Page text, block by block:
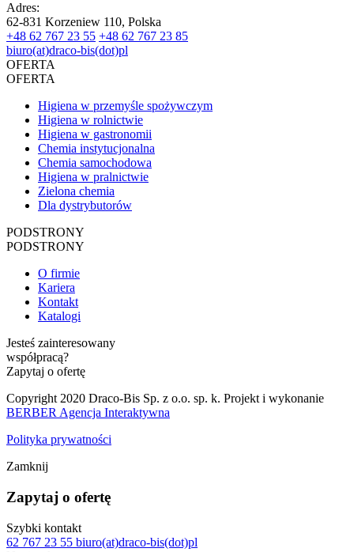
Adres:
62-831 Korzeniew 110, Polska
+48 62 767 23 55 +48 62 767 23 85
biuro(at)draco-bis(dot)pl
OFERTA
OFERTA
Higiena w przemyśle spożywczym
Higiena w rolnictwie
Higiena w gastronomii
Chemia instytucjonalna
Chemia samochodowa
Higiena w pralnictwie
Zielona chemia
Dla dystrybutorów
PODSTRONY
PODSTRONY
O firmie
Kariera
Kontakt
Katalogi
Jesteś zainteresowany
współpracą?
Zapytaj o ofertę
Copyright 2020 Draco-Bis Sp. z o.o. sp. k. Projekt i wykonanie
BERBER Agencja Interaktywna
Polityka prywatności
Zamknij
Zapytaj o ofertę
Szybki kontakt
62 767 23 55 biuro(at)draco-bis(dot)pl